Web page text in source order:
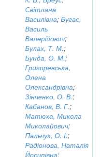
Світлана
Василівна; Бугас,
Василь
Валерійович;
Булах, Т. М.;
Бунда, О. М.;
Григоревська,
Олена
Олександрівна;
Зінченко, О. В.;
Кабанов, В. Г.;
Матюха, Микола
Миколайович;
Пальчук, О. І.;
Радіонова, Наталія
Йосипівна;